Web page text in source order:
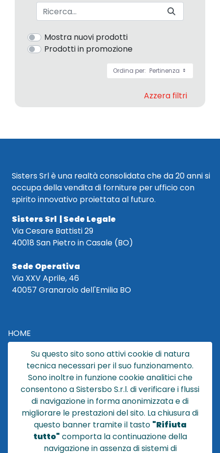
Barra di ricerca
Mostra nuovi prodotti
Prodotti in promozione
Ordina per: Pertinenza
Azzera filtri
Sisters Srl è una realtà consolidata che da 20 anni si
occupa della vendita di forniture per ufficio con
spirito innovativo proiettata al futuro.
Sisters Srl | Sede Legale
Via Cesare Battisti 29
40018 San Pietro in Casale (BO)
Sede Operativa
Via XXV Aprile, 46
40057 Granarolo dell'Emilia BO
HOME
CATALOGO
CHI SIAMO
NEWS
CONTATTACI
CONDIZIONI DI VENDITA
POLICY PRIVACY
NOTE LEGALI
Su questo sito sono attivi cookie di natura
tecnica necessari per il suo funzionamento.
Sono inoltre in funzione cookie analitici che
consentono a Sistersbo S.r.l. di verificare i flussi
di navigazione in forma anonimizzata e di
migliorare le prestazioni del sito. La chiusura di
questo banner tramite il tasto "Rifiuta
tutto" comporta la continuazione della
navigazione in assenza di sistemi di